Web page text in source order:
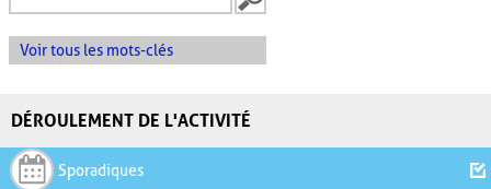
Voir tous les mots-clés
DÉROULEMENT DE L'ACTIVITÉ
Sporadiques